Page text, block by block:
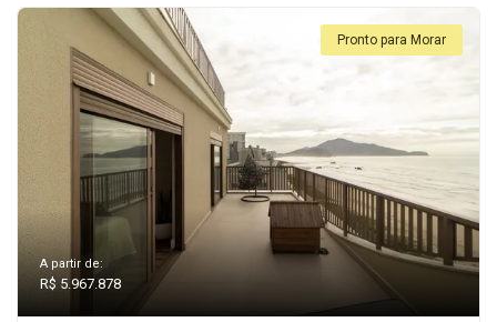
Pronto para Morar
A partir de:
R$ 5.967.878